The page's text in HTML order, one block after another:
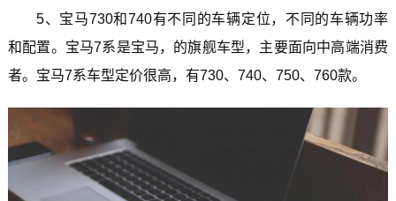
5、宝马730和740有不同的车辆定位，不同的车辆功率
和配置。宝马7系是宝马，的旗舰车型，主要面向中高端消费
者。宝马7系车型定价很高，有730、740、750、760款。